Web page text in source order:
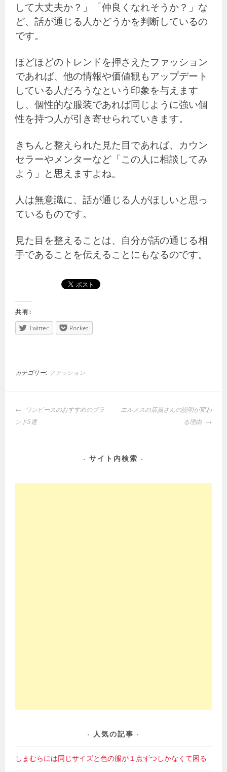
して大丈夫か？」「仲良くなれそうか？」な
ど、話が通じる人かどうかを判断しているの
です。
ほどほどのトレンドを押さえたファッション
であれば、他の情報や価値観もアップデート
している人だろうなという印象を与えます
し、個性的な服装であれば同じように強い個
性を持つ人が引き寄せられていきます。
きちんと整えられた見た目であれば、カウン
セラーやメンターなど「この人に相談してみ
よう」と思えますよね。
人は無意識に、話が通じる人がほしいと思っ
ているものです。
見た目を整えることは、自分が話の通じる相
手であることを伝えることにもなるのです。
共有:
Twitter
Pocket
カテゴリー: ファッション
投
稿
シ
ワンピースのおすすめのブラ
ンド5選
エルメスの店員さんの説明が変わ
る理由
サイト内検索
人気の記事
しまむらには同じサイズと色の服が１点ずつしかなくて困る